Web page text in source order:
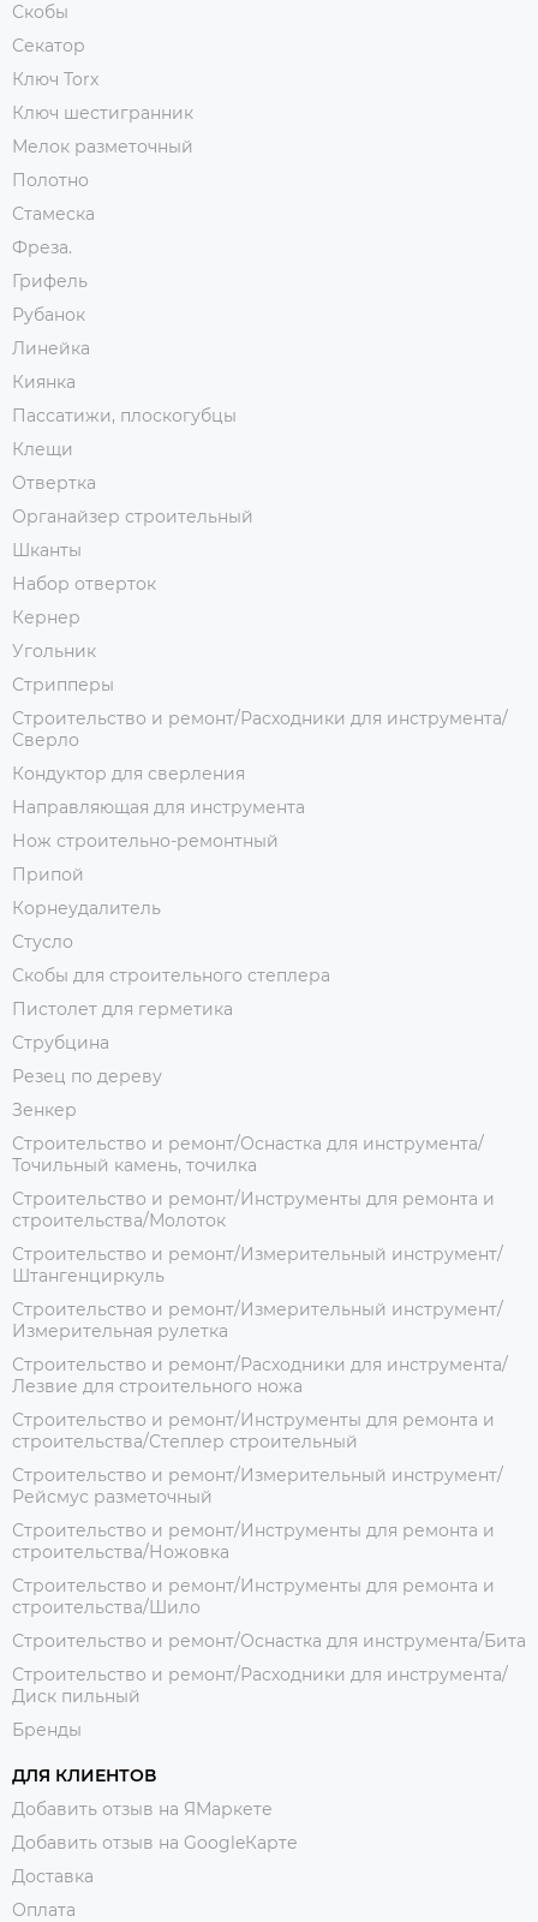
Скобы
Секатор
Ключ Torx
Ключ шестигранник
Мелок разметочный
Полотно
Стамеска
Фреза.
Грифель
Рубанок
Линейка
Киянка
Пассатижи, плоскогубцы
Клещи
Отвертка
Органайзер строительный
Шканты
Набор отверток
Кернер
Угольник
Стрипперы
Строительство и ремонт/Расходники для инструмента/
Сверло
Кондуктор для сверления
Направляющая для инструмента
Нож строительно-ремонтный
Припой
Корнеудалитель
Стусло
Скобы для строительного степлера
Пистолет для герметика
Струбцина
Резец по дереву
Зенкер
Строительство и ремонт/Оснастка для инструмента/
Точильный камень, точилка
Строительство и ремонт/Инструменты для ремонта и
строительства/Молоток
Строительство и ремонт/Измерительный инструмент/
Штангенциркуль
Строительство и ремонт/Измерительный инструмент/
Измерительная рулетка
Строительство и ремонт/Расходники для инструмента/
Лезвие для строительного ножа
Строительство и ремонт/Инструменты для ремонта и
строительства/Степлер строительный
Строительство и ремонт/Измерительный инструмент/
Рейсмус разметочный
Строительство и ремонт/Инструменты для ремонта и
строительства/Ножовка
Строительство и ремонт/Инструменты для ремонта и
строительства/Шило
Строительство и ремонт/Оснастка для инструмента/Бита
Строительство и ремонт/Расходники для инструмента/
Диск пильный
Бренды
ДЛЯ КЛИЕНТОВ
Добавить отзыв на ЯМаркете
Добавить отзыв на GoogleКарте
Доставка
Оплата